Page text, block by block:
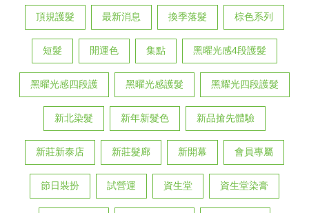
頂規護髮 最新消息 換季落髮 棕色系列
短髮 開運色 集點 黑曜光感4段護髮
黑曜光感四段護 黑曜光感護髮 黑耀光四段護髮
新北染髮 新年新髮色 新品搶先體驗
新莊新泰店 新莊髮廊 新開幕 會員專屬
節日裝扮 試營運 資生堂 資生堂染膏